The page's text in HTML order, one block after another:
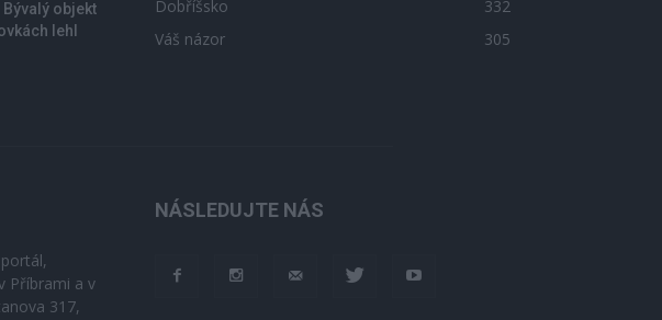
Bývalý objekt
lehl
Dobříšsko
332
Váš názor
305
Příbrami a v
317,
NÁSLEDUJTE NÁS